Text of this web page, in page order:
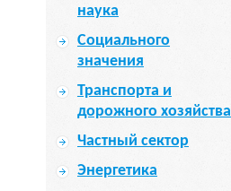
наука
Социального
значения
Транспорта и
дорожного хозяйства
Частный сектор
Энергетика